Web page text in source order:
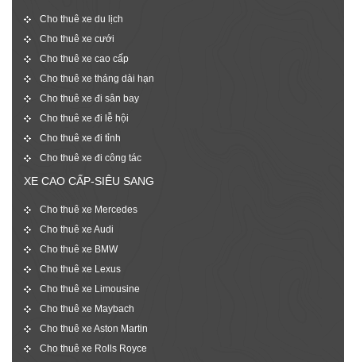
Cho thuê xe du lịch
Cho thuê xe cưới
Cho thuê xe cao cấp
Cho thuê xe tháng dài hạn
Cho thuê xe đi sân bay
Cho thuê xe đi lễ hội
Cho thuê xe đi tỉnh
Cho thuê xe đi công tác
XE CAO CẤP-SIÊU SANG
Cho thuê xe Mercedes
Cho thuê xe Audi
Cho thuê xe BMW
Cho thuê xe Lexus
Cho thuê xe Limousine
Cho thuê xe Maybach
Cho thuê xe Aston Martin
Cho thuê xe Rolls Royce